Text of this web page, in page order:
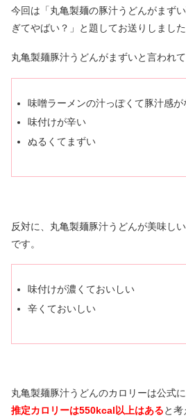
今回は「丸亀製麺の豚汁うどんがまず
ぎてやばい？」と題してお送りしました
丸亀製麺豚汁うどんがまずいと言われ
味噌ラーメンの汁っぽくて豚汁感が
味付けが辛い
ぬるくてまずい
反対に、丸亀製麺豚汁うどんが美味し
です。
味付けが濃くておいしい
辛くておいしい
丸亀製麺豚汁うどんのカロリーは公式
推定カロリーは550kcal以上はあると考